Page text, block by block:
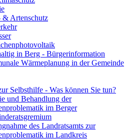
& Artenschutz
in Berg - Bürgerinformation
Wärmeplanung in der Gemeinde
Selbsthilfe - Was können Sie tun?
und Behandlung der
im Berger
des Landratsamts zur
im Landkreis